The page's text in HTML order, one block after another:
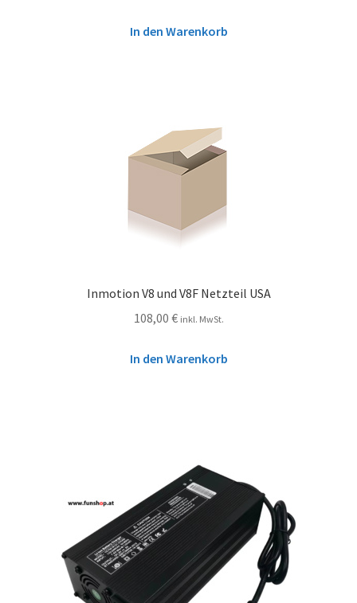
In den Warenkorb
Inmotion V8 und V8F Netzteil USA
108,00 € inkl. MwSt.
In den Warenkorb